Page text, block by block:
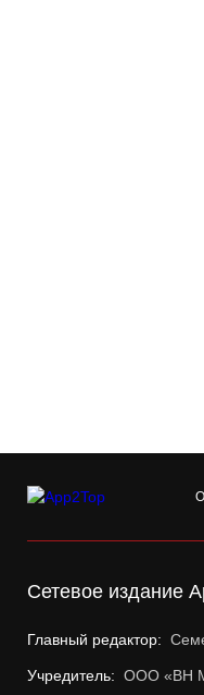
Сетевое издание
Главный редактор:
Учредитель: ООО «ВН